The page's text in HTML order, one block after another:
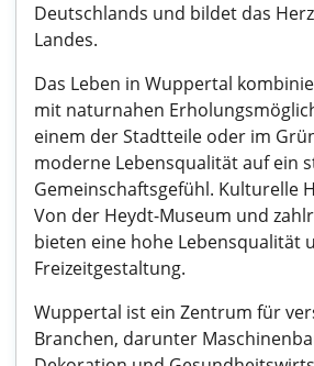
Deutschlands und bildet das
Landes.
Das Leben in Wuppertal
mit naturnahen
einem der Stadtteile oder im
moderne Lebensqualität auf ein
Gemeinschaftsgefühl. Kulturelle
Von der Heydt-Museum und
bieten eine hohe Lebensqualität
Freizeitgestaltung.
Wuppertal ist ein Zentrum für
Branchen, darunter